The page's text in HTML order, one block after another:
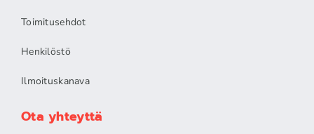
Toimitusehdot
Henkilöstö
Ilmoituskanava
Ota yhteyttä